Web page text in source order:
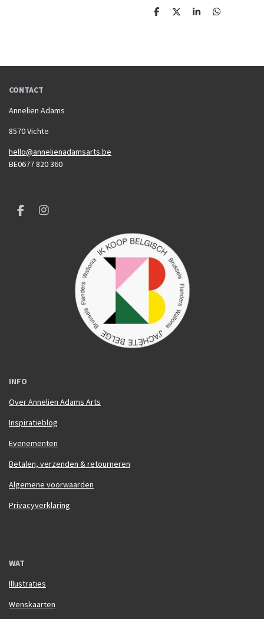
D
D
S
D
CONTACT
Annelien Adams
8570 Vichte
hello@annelienadamsarts.be
BE0677 820 360
F
I
INFO
Over Annelien Adams Arts
Inspiratieblog
Evenementen
Betalen, verzenden & retourneren
Algemene voorwaarden
Privacyverklaring
WAT
Illustraties
Wenskaarten